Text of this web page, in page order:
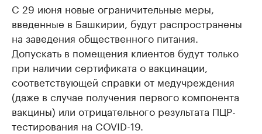
C 29 июня новые ограничительные меры,
введенные в Башкирии, будут распространены
на заведения общественного питания.
Допускать в помещения клиентов будут только
при наличии сертификата о вакцинации,
соответствующей справки от медучреждения
(даже в случае получения первого компонента
вакцины) или отрицательного результата ПЦР-
тестирования на COVID-19.